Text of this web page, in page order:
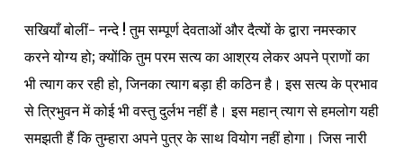
सखियाँ बोलीं- नन्दे ! तुम सम्पूर्ण देवताओं और दैत्यों के द्वारा नमस्कार
करने योग्य हो; क्योंकि तुम परम सत्य का आश्रय लेकर अपने प्राणों का
भी त्याग कर रही हो, जिनका त्याग बड़ा ही कठिन है। इस सत्य के प्रभाव
से त्रिभुवन में कोई भी वस्तु दुर्लभ नहीं है। इस महान् त्याग से हमलोग यही
समझती हैं कि तुम्हारा अपने पुत्र के साथ वियोग नहीं होगा। जिस नारी